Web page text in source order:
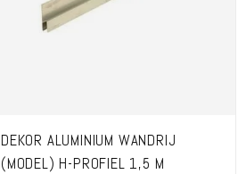
DEKOR ALUMINIUM WANDRIJ
(MODEL) H-PROFIEL 1,5 M